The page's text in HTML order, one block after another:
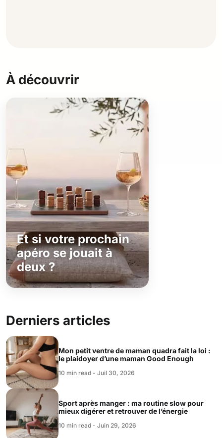
À découvrir
Et si votre prochain
apéro se jouait à
deux ?
Derniers articles
Mon petit ventre de maman quadra fait la loi :
le plaidoyer d’une maman Good Enough
10 min read - Juil 30, 2026
Sport après manger : ma routine slow pour
mieux digérer et retrouver de l’énergie
10 min read - Juin 29, 2026